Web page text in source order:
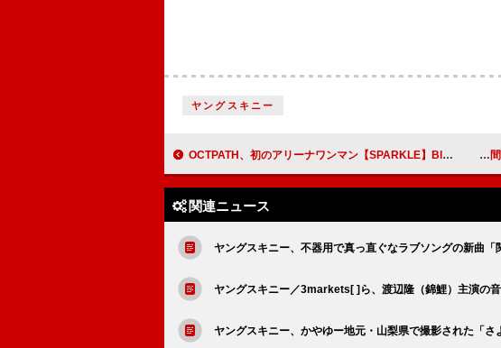
ヤングスキニー
OCTPATH、初のアリーナワンマン【SPARKLE】Blu-ray化
関連ニュース
ヤングスキニー、不器用で真っ直ぐなラブソングの新曲「
ヤングスキニー／3markets[ ]ら、渡辺隆（錦鯉）主演の
ヤングスキニー、かやゆー地元・山梨県で撮影された「さ